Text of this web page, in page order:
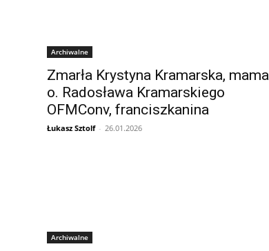
Archiwalne
Zmarła Krystyna Kramarska, mama
o. Radosława Kramarskiego
OFMConv, franciszkanina
Łukasz Sztolf - 26.01.2026
Archiwalne